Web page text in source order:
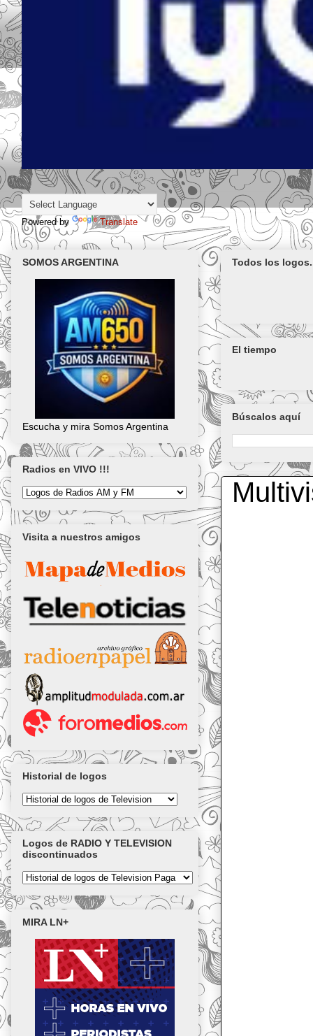
Powered by Translate
Todos los
El tiempo
Búscalos aquí
SOMOS ARGENTINA
Escucha y mira Somos Argentina
Radios en VIVO !!!
Visita a nuestros amigos
Historial de logos
Logos de RADIO Y TELEVISION
discontinuados
MIRA LN+